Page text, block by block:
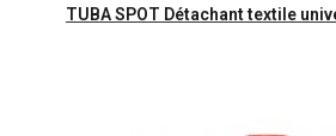
Aperçu rapide